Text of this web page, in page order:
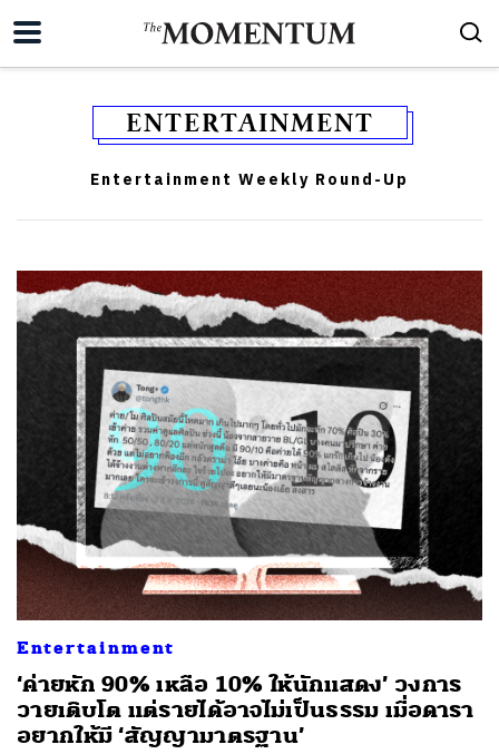
ENTERTAINMENT
Entertainment Weekly Round-Up
Entertainment
‘ค่ายหัก 90% เหลือ 10% ให้นักแสดง’ วงการ
วายเติบโต แต่รายได้อาจไม่เป็นธรรม เมื่อดารา
อยากให้มี ‘สัญญามาตรฐาน’